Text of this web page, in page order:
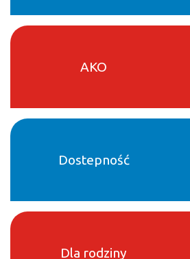
AKO
Dostepność
Dla rodziny